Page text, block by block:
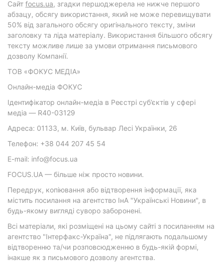
Cайт focus.ua, згадки першоджерела не нижче першого
абзацу, обсягу використання, який не може перевищувати
50% від загального обсягу оригінального тексту, зміни
заголовку та ліда матеріалу. Використання більшого обсягу
тексту можливе лише за умови отримання письмового
дозволу Компанії.
ТОВ «ФОКУС МЕДІА»
Онлайн-медіа ФОКУС
Ідентифікатор онлайн-медіа в Реєстрі суб’єктів у сфері
медіа — R40-03129
Адреса: 01133, м. Київ, бульвар Лесі Українки, 26
Телефон: +38 044 207 45 54
E-mail: info@focus.ua
FOCUS.UA — більше ніж просто новини.
Передрук, копіювання або відтворення інформації, яка
містить посилання на агентство ІнА "Українські Новини", в
будь-якому вигляді суворо заборонені.
Всі матеріали, які розміщені на цьому сайті з посиланням на
агентство "Інтерфакс-Україна", не підлягають подальшому
відтворенню та/чи розповсюдженню в будь-якій формі,
інакше як з письмового дозволу агентства.